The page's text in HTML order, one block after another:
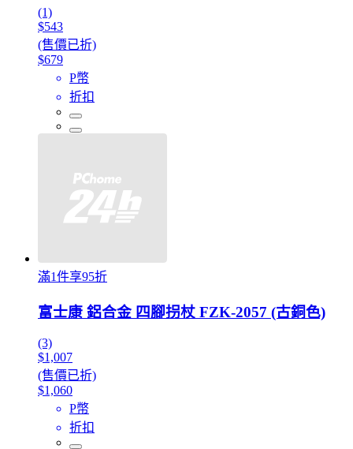
(1)
$543
(售價已折)
$679
P幣
折扣
滿1件享95折
富士康 鋁合金 四腳拐杖 FZK-2057 (古銅色)
(3)
$1,007
(售價已折)
$1,060
P幣
折扣